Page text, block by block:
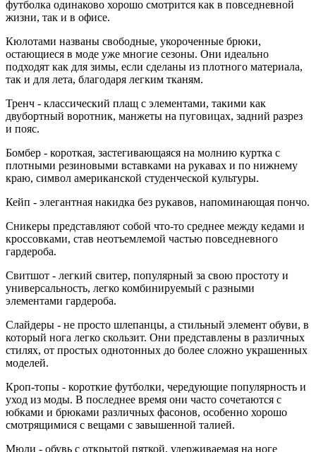
футболка одинаково хорошо смотрится как в повседневной
жизни, так и в офисе.
Кюлотами названы свободные, укороченные брюки,
остающиеся в моде уже многие сезоны. Они идеально
подходят как для зимы, если сделаны из плотного материала,
так и для лета, благодаря легким тканям.
Тренч - классический плащ с элементами, такими как
двубортный воротник, манжеты на пуговицах, задний разрез
и пояс.
Бомбер - короткая, застегивающаяся на молнию куртка с
плотными резиновыми вставками на рукавах и по нижнему
краю, символ американской студенческой культуры.
Кейп - элегантная накидка без рукавов, напоминающая пончо.
Сникеры представляют собой что-то среднее между кедами и
кроссовками, став неотъемлемой частью повседневного
гардероба.
Свитшот - легкий свитер, популярный за свою простоту и
универсальность, легко комбинируемый с разными
элементами гардероба.
Слайдеры - не просто шлепанцы, а стильный элемент обуви, в
который нога легко скользит. Они представлены в различных
стилях, от простых однотонных до более сложно украшенных
моделей.
Кроп-топы - короткие футболки, чередующие популярность и
уход из моды. В последнее время они часто сочетаются с
юбками и брюками различных фасонов, особенно хорошо
смотрящимися с вещами с завышенной талией.
Мюли - обувь с открытой пяткой, удерживаемая на ноге